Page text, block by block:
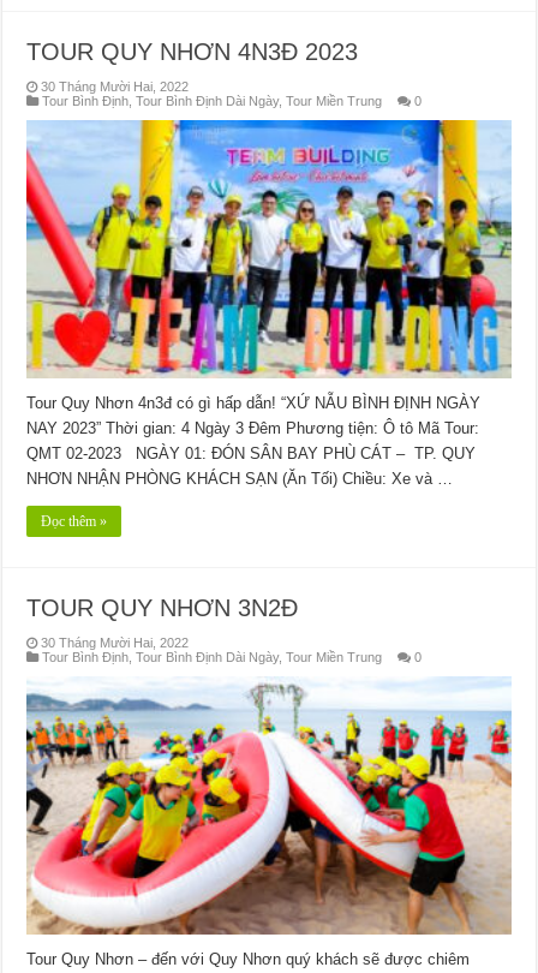
TOUR QUY NHƠN 4N3Đ 2023
30 Tháng Mười Hai, 2022
Tour Bình Định ,Tour Bình Định Dài Ngày,Tour Miền Trung 0
Tour Quy Nhơn 4n3đ có gì hấp dẫn! “XỨ NẪU BÌNH ĐỊNH NGÀY
NAY 2023” Thời gian: 4 Ngày 3 Đêm Phương tiện: Ô tô Mã Tour:
QMT 02-2023 NGÀY 01: ĐÓN SÂN BAY PHÙ CÁT – TP. QUY
NHƠN NHẬN PHÒNG KHÁCH SẠN (Ăn Tối) Chiều: Xe và …
Đọc thêm »
TOUR QUY NHƠN 3N2Đ
30 Tháng Mười Hai, 2022
Tour Bình Định ,Tour Bình Định Dài Ngày,Tour Miền Trung 0
Tour Quy Nhơn – đến với Quy Nhơn quý khách sẽ được chiêm